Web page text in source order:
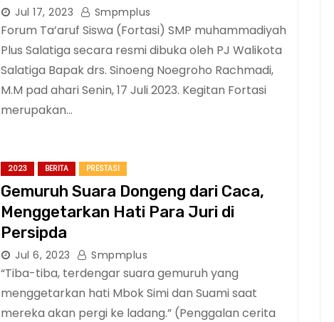
Jul 17, 2023 Smpmplus
Forum Ta’aruf Siswa (Fortasi) SMP muhammadiyah
Plus Salatiga secara resmi dibuka oleh PJ Walikota
Salatiga Bapak drs. Sinoeng Noegroho Rachmadi,
M.M pad ahari Senin, 17 Juli 2023. Kegitan Fortasi
merupakan…
2023 BERITA PRESTASI
Gemuruh Suara Dongeng dari Caca,
Menggetarkan Hati Para Juri di
Persipda
Jul 6, 2023 Smpmplus
“Tiba-tiba, terdengar suara gemuruh yang
menggetarkan hati Mbok Simi dan Suami saat
mereka akan pergi ke ladang.” (Penggalan cerita